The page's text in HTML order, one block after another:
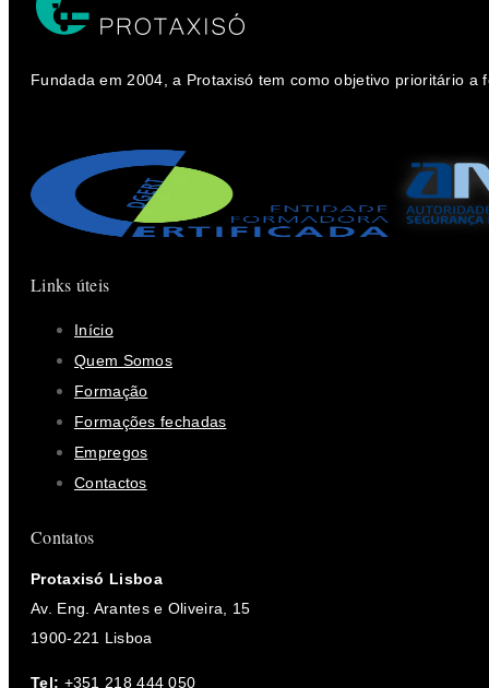
Fundada em 2004, a Protaxisó tem como objetivo prioritário
Links úteis
Início
Quem Somos
Formação
Formações fechadas
Empregos
Contactos
Contatos
Protaxisó Lisboa
Av. Eng. Arantes e Oliveira, 15
1900-221 Lisboa
Tel: +351 218 444 050